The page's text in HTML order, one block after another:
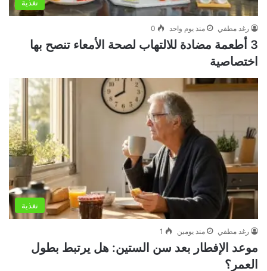
تغذية
رغد مطفي منذ يوم واحد 0
3 أطعمة مضادة للالتهاب لصحة الأمعاء تنصح بها
اختصاصية
تغذية
رغد مطفي منذ يومين 1
موعد الإفطار بعد سن الستين: هل يرتبط بطول
العمر؟